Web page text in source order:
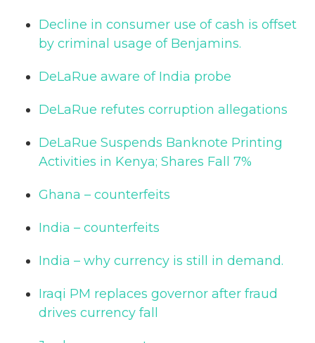
Decline in consumer use of cash is offset
by criminal usage of Benjamins.
DeLaRue aware of India probe
DeLaRue refutes corruption allegations
DeLaRue Suspends Banknote Printing
Activities in Kenya; Shares Fall 7%
Ghana – counterfeits
India – counterfeits
India – why currency is still in demand.
Iraqi PM replaces governor after fraud
drives currency fall